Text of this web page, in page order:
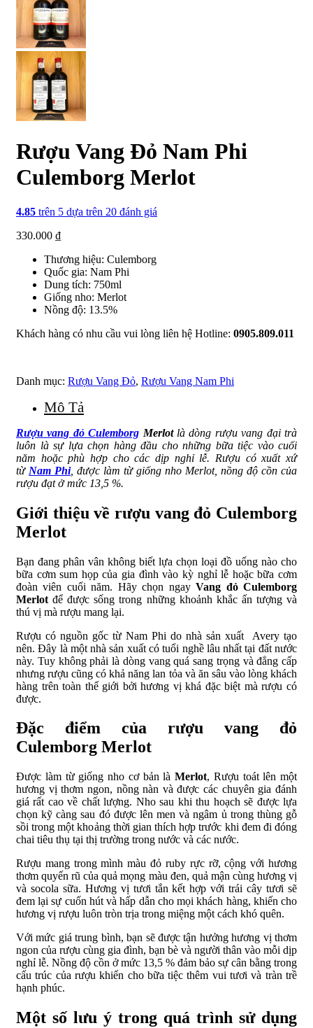
Rượu Vang Đỏ Nam Phi
Culemborg Merlot
4.85 trên 5 dựa trên 20 đánh giá
330.000 ₫
Thương hiệu: Culemborg
Quốc gia: Nam Phi
Dung tích: 750ml
Giống nho: Merlot
Nồng độ: 13.5%
Khách hàng có nhu cầu vui lòng liên hệ Hotline: 0905.809.011
Danh mục: Rượu Vang Đỏ, Rượu Vang Nam Phi
Mô Tả
Rượu vang đỏ Culemborg Merlotlà dòng rượu vang đại trà
luôn là sự lựa chọn hàng đầu cho những bữa tiệc vào cuối
năm hoặc phù hợp cho các dịp nghỉ lễ. Rượu có xuất xứ
từ Nam Phi, được làm từ giống nho Merlot, nồng độ cồn của
rượu đạt ở mức 13,5 %.
Giới thiệu về rượu vang đỏ Culemborg
Merlot
Bạn đang phân vân không biết lựa chọn loại đồ uống nào cho
bữa cơm sum họp của gia đình vào kỳ nghỉ lễ hoặc bữa cơm
đoàn viên cuối năm. Hãy chọn ngayVang đỏ Culemborg
Merlot để được sống trong những khoảnh khắc ấn tượng và
thú vị mà rượu mang lại.
Rượu có nguồn gốc từ Nam Phi do nhà sản xuất Avery tạo
nên. Đây là một nhà sản xuất có tuổi nghề lâu nhất tại đất nước
này. Tuy không phải là dòng vang quá sang trọng và đẳng cấp
nhưng rượu cũng có khả năng lan tỏa và ăn sâu vào lòng khách
hàng trên toàn thế giới bởi hương vị khá đặc biệt mà rượu có
được.
Đặc điểm của rượu vang đỏ
Culemborg Merlot
Được làm từ giống nho cơ bản là Merlot, Rượu toát lên một
hương vị thơm ngon, nồng nàn và được các chuyên gia đánh
giá rất cao về chất lượng. Nho sau khi thu hoạch sẽ được lựa
chọn kỹ càng sau đó được lên men và ngâm ủ trong thùng gỗ
sồi trong một khoảng thời gian thích hợp trước khi đem đi đóng
chai tiêu thụ tại thị trường trong nước và các nước.
Rượu mang trong mình màu đỏ ruby rực rỡ, cộng với hương
thơm quyến rũ của quả mọng màu đen, quả mận cùng hương vị
và socola sữa. Hương vị tươi tắn kết hợp với trái cây tươi sẽ
đem lại sự cuốn hút và hấp dẫn cho mọi khách hàng, khiến cho
hương vị rượu luôn tròn trịa trong miệng một cách khó quên.
Với mức giá trung bình, bạn sẽ được tận hưởng hương vị thơm
ngon của rượu cùng gia đình, bạn bè và người thân vào mỗi dịp
nghỉ lễ. Nồng độ cồn ở mức 13,5 % đảm bảo sự cân bằng trong
cấu trúc của rượu khiến cho bữa tiệc thêm vui tươi và tràn trề
hạnh phúc.
Một số lưu ý trong quá trình sử dụng